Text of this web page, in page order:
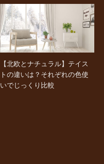
【北欧とナチュラル】テイス
トの違いは？それぞれの色使
いでじっくり比較